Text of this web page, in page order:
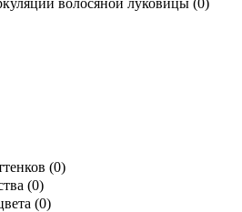
волосяной луковицы (0)
(0)
(0)
(0)